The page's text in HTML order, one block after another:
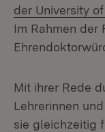
der University
Im Rahmen der
Mit ihrer Rede
Lehrerinnen
sie gleichzeitig